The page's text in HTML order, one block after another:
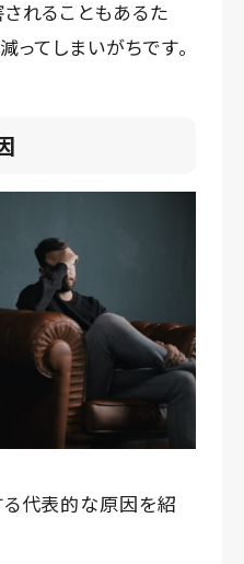
れることもあるた
ってしまいがちです。
代表的な原因を紹